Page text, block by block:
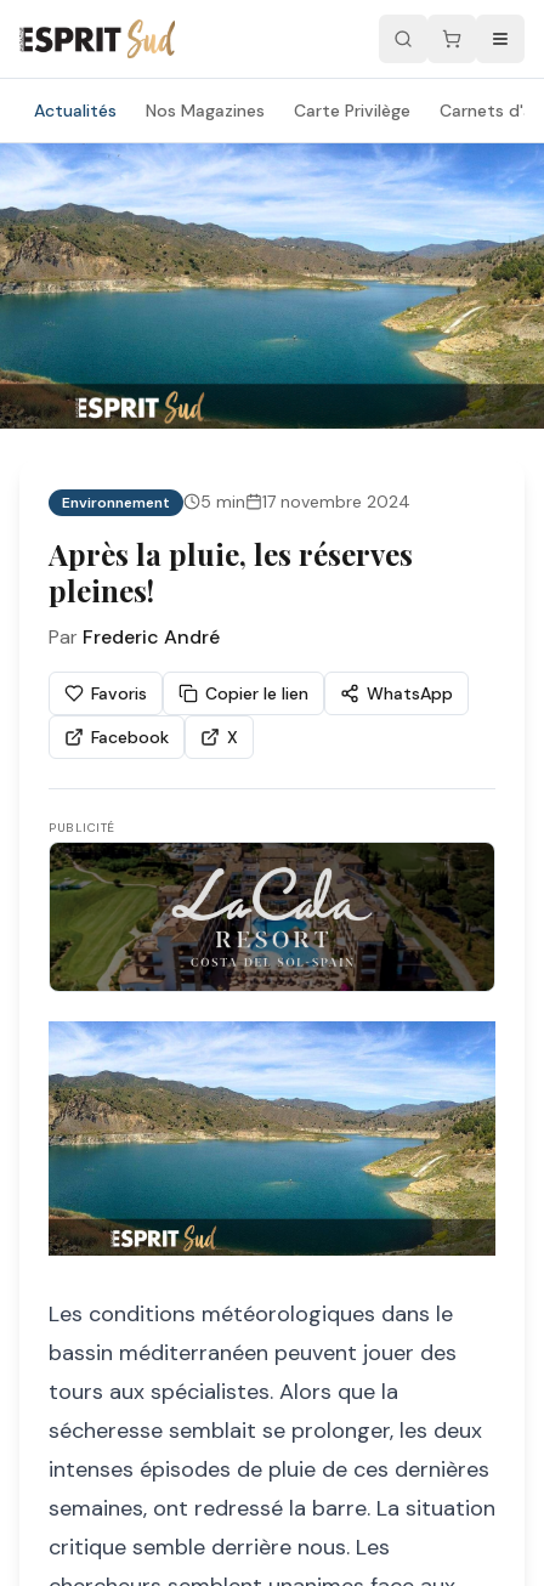
Actualités Nos Magazines Carte Privilège Carnets
Environnement 5 min 17 novembre 2024
Après la pluie, les réserves
pleines!
Par Frederic André
Favoris Copier le lien
WhatsApp
Facebook
X
PUBLICITÉ
Les conditions météorologiques dans le
bassin méditerranéen peuvent jouer des
tours aux spécialistes. Alors que la
sécheresse semblait se prolonger, les deux
intenses épisodes de pluie de ces dernières
semaines, ont redressé la barre. La situation
critique semble derrière nous. Les